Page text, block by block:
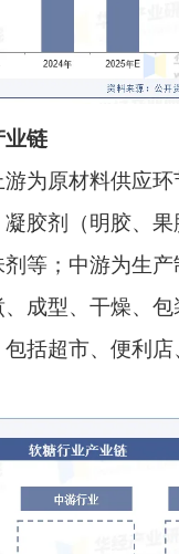
业链
为原材料供应
胶剂（明胶、
等；中游为生
成型、干燥、
括超市、便利